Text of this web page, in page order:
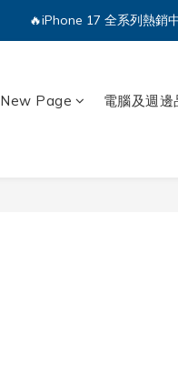
🔥iPhone 17 全系列熱銷
🔥iPhone 17 全系列熱銷
🔥iPhone 17 全系列熱銷
New Page 電腦及週邊